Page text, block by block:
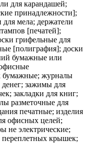
для карандашей;
принадлежности];
мела; держатели
[печатей];
грифельные для
[полиграфия]; доски
бумажные или
бумажные; журналы
зажимы для
закладки для книг;
разметочные для
печатные; изделия
офисных целей;
не электрические;
переплетных крышек;